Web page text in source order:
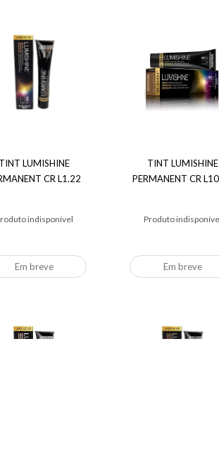
LUMISHINE
CR L1.22
indisponível
Em breve
TINT LUMISHINE
PERMANENT CR
Produto
Em breve